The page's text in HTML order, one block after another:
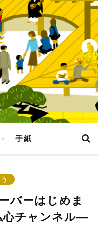
手紙
バーはじめま
心チャンネル―